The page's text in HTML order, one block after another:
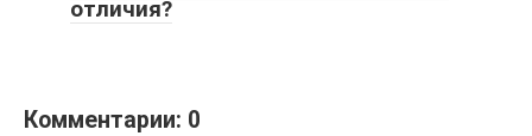
отличия?
Комментарии: 0